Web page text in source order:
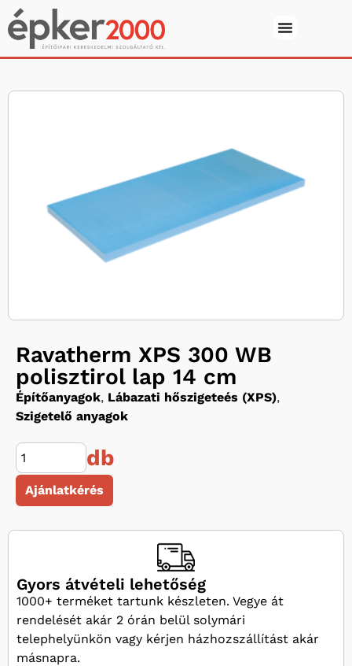
Ravatherm XPS 300 WB
polisztirol lap 14 cm
Építőanyagok, Lábazati hőszigeteés (XPS),
Szigetelő anyagok
db
Ajánlatkérés
Gyors átvételi lehetőség
1000+ terméket tartunk készleten. Vegye át
rendelését akár 2 órán belül solymári
telephelyünkön vagy kérjen házhozszállítást akár
másnapra.